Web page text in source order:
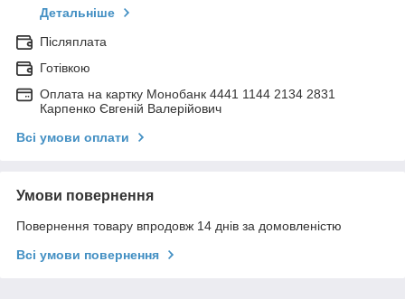
Детальніше
Післяплата
Готівкою
Оплата на картку Монобанк 4441 1144 2134 2831
Карпенко Євгеній Валерійович
Всі умови оплати
Умови повернення
Повернення товару впродовж 14 днів за домовленістю
Всі умови повернення